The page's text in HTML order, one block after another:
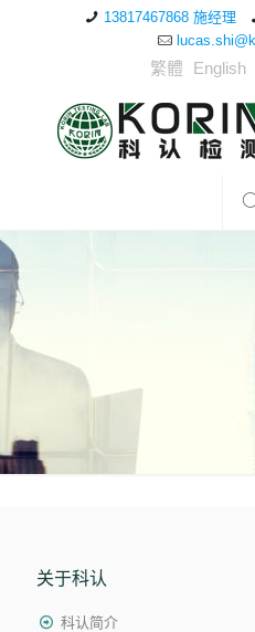
13817467868 施经理
繁體 English
关于科认
科认简介